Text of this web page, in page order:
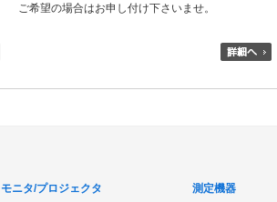
ご希望の場合はお申し付け下さいませ。
モニタ/プロジェクタ 測定機器